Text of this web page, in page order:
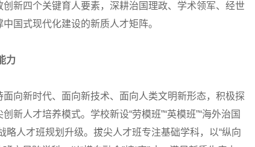
新四个关键育人要素，深耕治国理政、学术领军、经世
国式现代化建设的新质人才矩阵。
力
新时代、面向新技术、面向人类文明新形态，积极探
人才培养模式。学校新设“劳模班”“英模班”“海外治国
人才班规划升级。拔尖人才班专注基础学科，以“纵向